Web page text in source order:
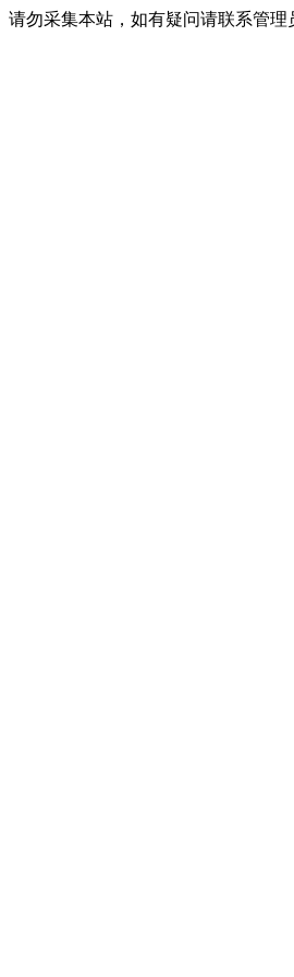
请勿采集本站，如有疑问请联系管理